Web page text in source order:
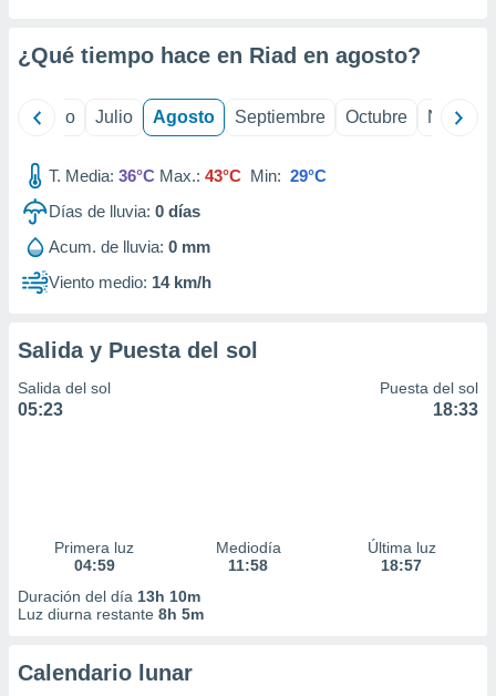
mediante
publicidad
1199
¿Qué tiempo hace en Riad en agosto?
Junio Julio Agosto Septiembre Octubre
T. Media: 36°C Max.: 43°C Min: 29°C
Días de lluvia: 0 días
Acum. de lluvia: 0 mm
Viento medio: 14 km/h
Salida y Puesta del sol
Salida del sol
05:23
Puesta del sol
18:33
Primera luz
04:59
Mediodía
11:58
Última luz
18:57
Duración del día 13h 10m
Luz diurna restante 8h 5m
Calendario lunar